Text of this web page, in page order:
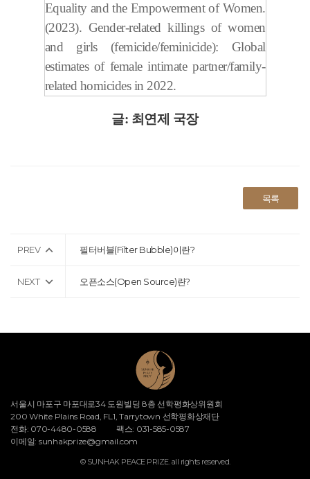
Equality and the Empowerment of Women.
(2023). Gender-related killings of women
and girls (femicide/feminicide): Global
estimates of female intimate partner/family-
related homicides in 2022.
글: 최연제 국장
목록
PREV 필터버블(Filter Bubble)이란?
NEXT 오픈소스(Open Source)란?
서울시 마포구 마포대로34 도원빌딩 8층 선학평화상위원회
200 White Plains Road, FL1, Tarrytown 선학평화상재단
전화: 070-4480-0588
팩스: 031-585-0587
이메일: sunhakprize@gmail.com
© SUNHAK PEACE PRIZE. all rights reserved.